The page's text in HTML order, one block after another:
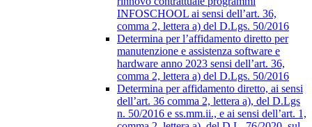
INFOSCHOOL ai sensi dell’art. 36,
comma 2, lettera a) del D.Lgs. 50/2016
Determina per l’affidamento diretto per
manutenzione e assistenza software e
hardware anno 2023 sensi dell’art. 36,
comma 2, lettera a) del D.Lgs. 50/2016
Determina per affidamento diretto, ai sensi
dell’art. 36 comma 2, lettera a), del D.Lgs
n. 50/2016 e ss.mm.ii., e ai sensi dell’art. 1,